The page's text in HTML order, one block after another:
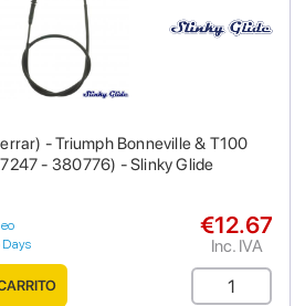
- Triumph Bonneville & T100
- 380776) - Slinky Glide
€12.67
Inc. IVA